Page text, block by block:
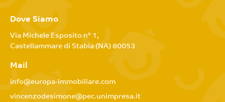
Dove Siamo
Via Michele Esposito n° 1,
Castellammare di Stabia (NA) 80053
Mail
info@europa-immobiliare.com
vincenzodesimone@pec.unimpresa.it